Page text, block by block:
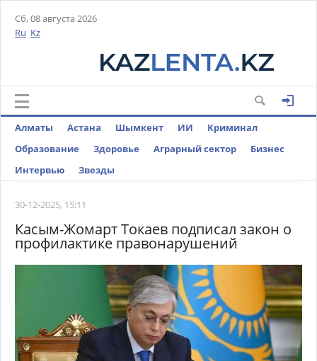
Сб, 08 августа 2026
Ru Kz
Алматы Астана Шымкент ИИ
Криминал
Образование
Здоровье Аграрный сектор
Бизнес
Интервью
Звезды
30-12-2025, 15:11
Касым-Жомарт Токаев подписал закон о
профилактике правонарушений